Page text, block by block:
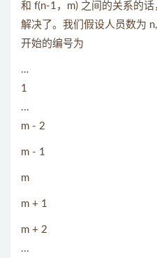
和 f(n-1，m) 之间的关系的
解决了。我们假设人员数为
开始的编号为
…
1
...
m - 2
m - 1
m
m + 1
m + 2
...